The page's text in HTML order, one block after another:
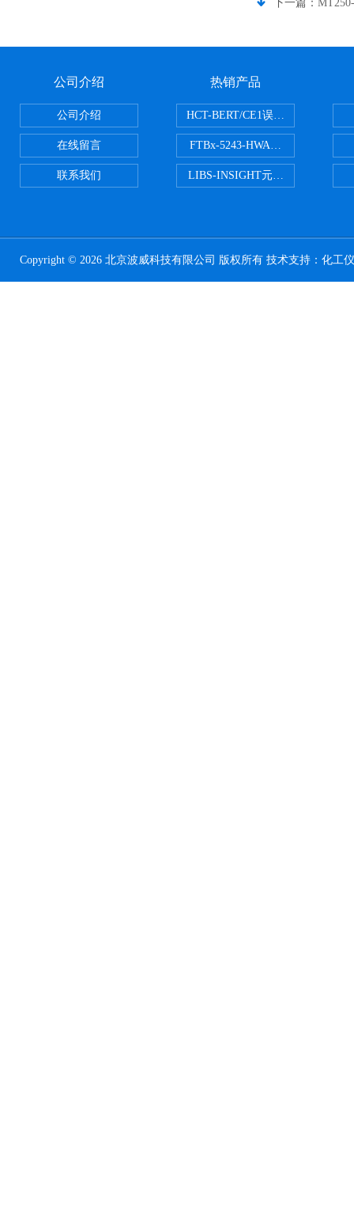
下一篇：
公司介绍
公司介绍
在线留言
联系我们
热销产品
HCT-BERT/CE1误码测试仪
FTBx-5243-HWA光谱分析仪
LIBS-INSIGHT元素光谱分析仪
Copyright © 2026 北京波威科技有限公司 版权所有 技术支持： 化工